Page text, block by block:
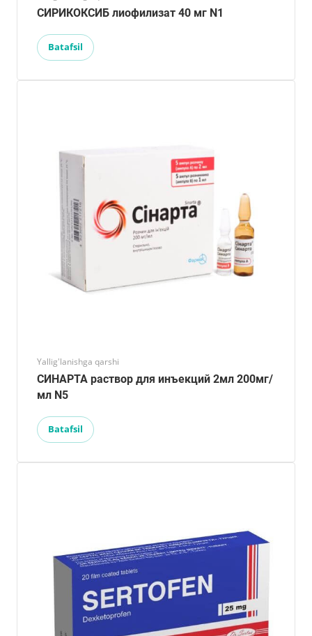
СИРИКОКСИБ лиофилизат 40 мг N1
Batafsil
Yallig'lanishga qarshi
СИНАРТА раствор для инъекций 2мл 200мг/
мл N5
Batafsil